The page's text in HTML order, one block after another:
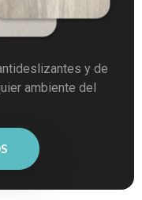
y de
ambiente del